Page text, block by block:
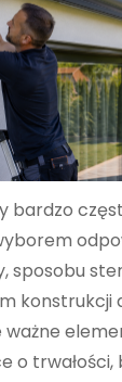
bardzo
sposobu
konstrukcji
ważne
o trwałości,